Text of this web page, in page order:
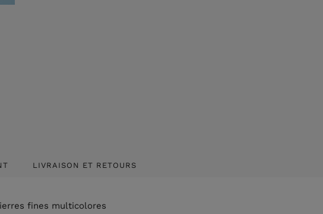
LIVRAISON ET RETOURS
fines multicolores